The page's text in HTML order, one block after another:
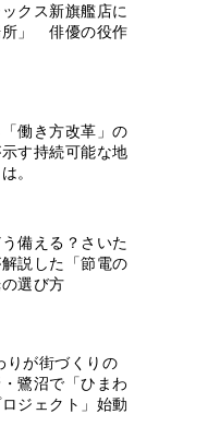
クス新旗艦店に
所」 俳優の役作
働き方改革」の
す持続可能な地
。
備える？さいた
説した「節電の
選び方
りが街づくりの
鷺沼で「ひまわ
ジェクト」始動